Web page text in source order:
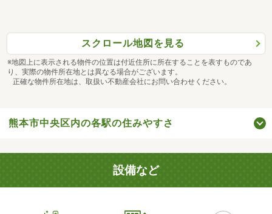
スクロール地図を見る
※地図上に表示される物件の位置は付近住所に所在することを表すものであ
り、実際の物件所在地とは異なる場合がございます。
正確な物件所在地は、取扱い不動産会社にお問い合わせください。
熊本市中央区内の各駅の住みやすさ
設備など